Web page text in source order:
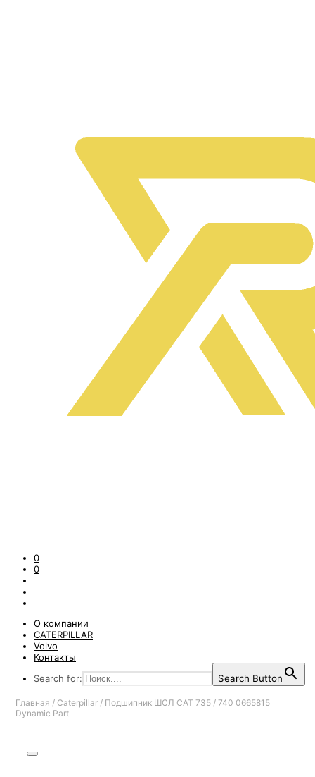
0
0
О компании
CATERPILLAR
Volvo
Контакты
Search for:
Search Button
Главная / Caterpillar / Подшипник ШСЛ CAT 735 / 740 0665815
Dynamic Part